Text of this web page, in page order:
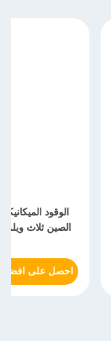
الصين ثلاث
احصل على